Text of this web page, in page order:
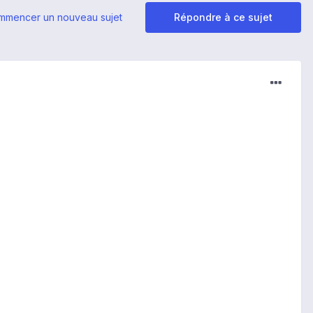
Répondre à ce sujet
un nouveau sujet